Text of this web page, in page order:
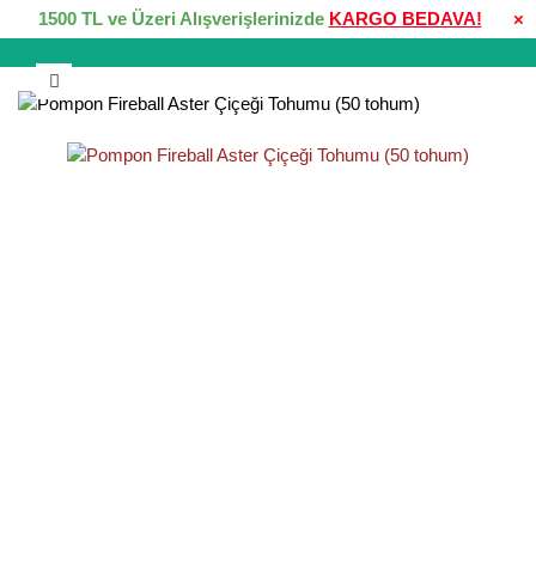
×
1500 TL ve Üzeri Alışverişlerinizde KARGO BEDAVA!